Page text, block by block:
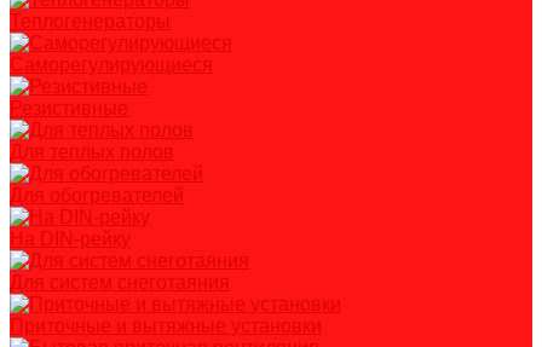
Теплогенераторы
Саморегулирующиеся
Резистивные
Для теплых полов
Для обогревателей
На DIN-рейку
Для систем снеготаяния
Приточные и вытяжные установки